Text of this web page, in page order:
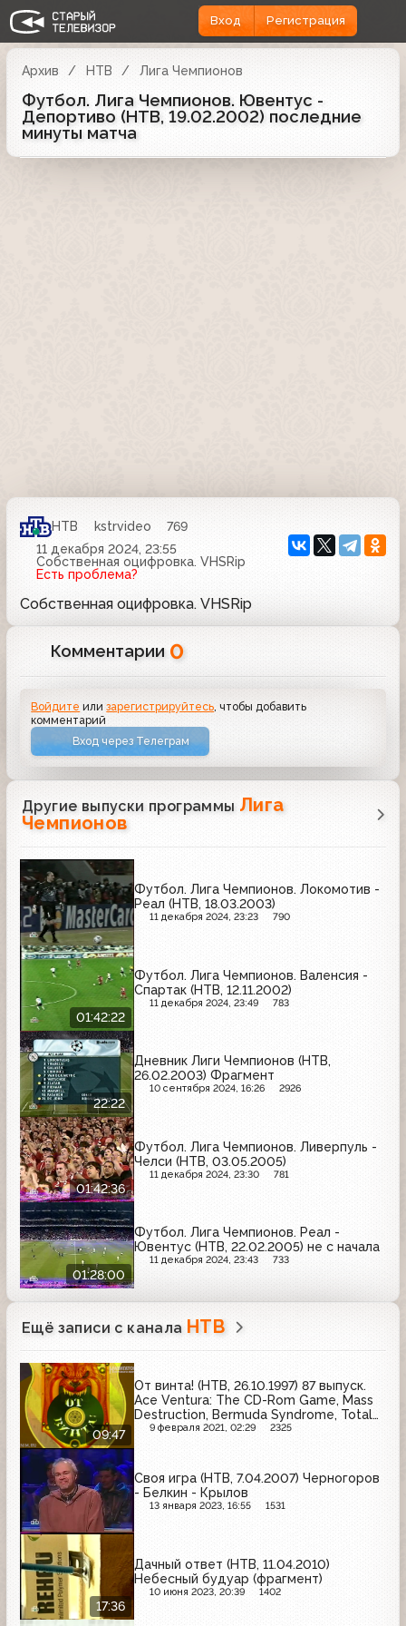
Вход Регистрация
Архив НТВ Лига Чемпионов
Футбол. Лига Чемпионов. Ювентус -
Депортиво (НТВ, 19.02.2002) последние
минуты матча
НТВ kstrvideo
769
11 декабря 2024, 23:55
Собственная оцифровка. VHSRip
Есть проблема?
Собственная оцифровка. VHSRip
Комментарии 0
Войдите илизарегистрируйтесь , чтобы добавить
комментарий
Вход через Телеграм
Другие выпуски программы Лига
Чемпионов
Футбол. Лига Чемпионов. Локомотив -
Реал (НТВ, 18.03.2003)
11 декабря 2024, 23:23 790
01:42:22
Футбол. Лига Чемпионов. Валенсия -
Спартак (НТВ, 12.11.2002)
11 декабря 2024, 23:49 783
22:22
Дневник Лиги Чемпионов (НТВ,
26.02.2003) Фрагмент
10 сентября 2024, 16:26 2926
01:42:36
Футбол. Лига Чемпионов. Ливерпуль -
Челси (НТВ, 03.05.2005)
11 декабря 2024, 23:30 781
01:28:00
Футбол. Лига Чемпионов. Реал -
Ювентус (НТВ, 22.02.2005) не с начала
11 декабря 2024, 23:43 733
Ещё записи с канала НТВ
09:47
От винта! (НТВ, 26.10.1997) 87 выпуск.
Ace Ventura: The CD-Rom Game, Mass
Destruction, Bermuda Syndrome, Total
Control
9 февраля 2021, 02:29 2325
Своя игра (НТВ, 7.04.2007) Черногоров
- Белкин - Крылов
13 января 2023, 16:55 1531
17:36
Дачный ответ (НТВ, 11.04.2010)
Небесный будуар (фрагмент)
10 июня 2023, 20:39 1402